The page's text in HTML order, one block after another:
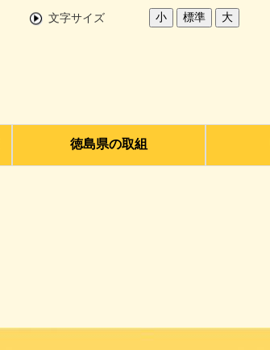
文字サイズ 小 標準 大
徳島県の取組